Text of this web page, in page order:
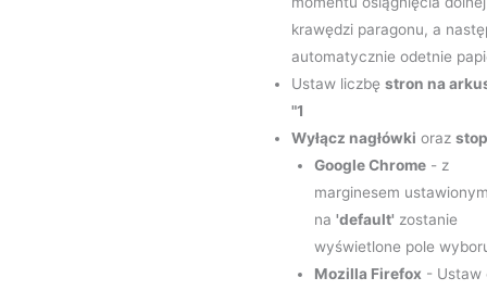
krawędzi paragonu, a
automatycznie odetnie
Ustaw liczbęstron na
"1
Wyłącz nagłówki oraz
Google Chrome- z
marginesem
na 'default' zostanie
wyświetlone pole
Mozilla Firefox - Ustaw